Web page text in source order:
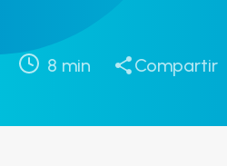
8 min Compartir